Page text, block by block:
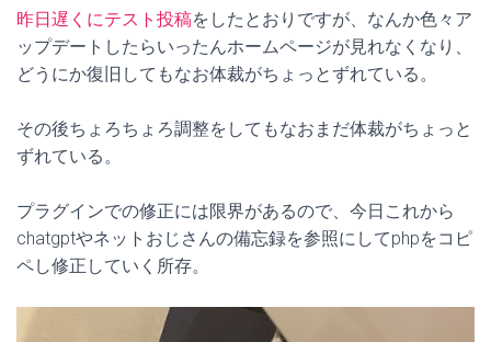
昨日遅くにテスト投稿をしたとおりですが、なんか色々ア
ップデートしたらいったんホームページが見れなくなり、
どうにか復旧してもなお体裁がちょっとずれている。
その後ちょろちょろ調整をしてもなおまだ体裁がちょっと
ずれている。
プラグインでの修正には限界があるので、今日これから
chatgptやネットおじさんの備忘録を参照にしてphpをコピ
ペし修正していく所存。